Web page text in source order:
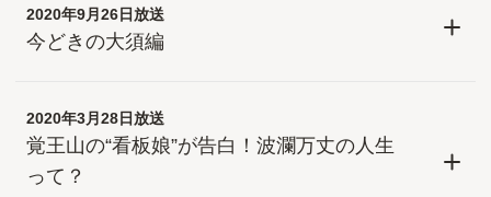
2020年9月26日放送
今どきの大須編
2020年3月28日放送
覚王山の“看板娘”が告白！波瀾万丈の人生
って？